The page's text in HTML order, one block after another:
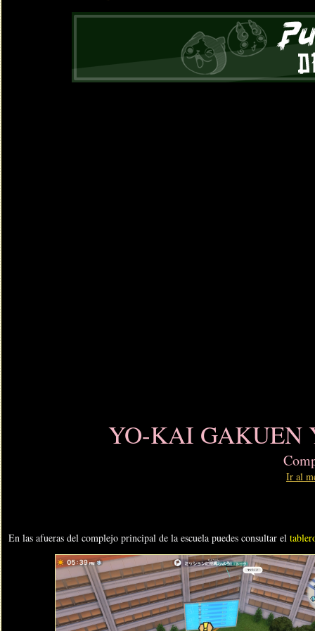
YO-KAI GAKUEN
Ir al
En las afueras del complejo principal de la escuela puedes consultar el